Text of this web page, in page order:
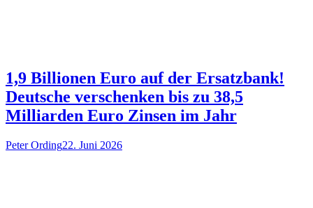
1,9 Billionen Euro auf der Ersatzbank!
Deutsche verschenken bis zu 38,5
Milliarden Euro Zinsen im Jahr
Peter Ording22. Juni 2026